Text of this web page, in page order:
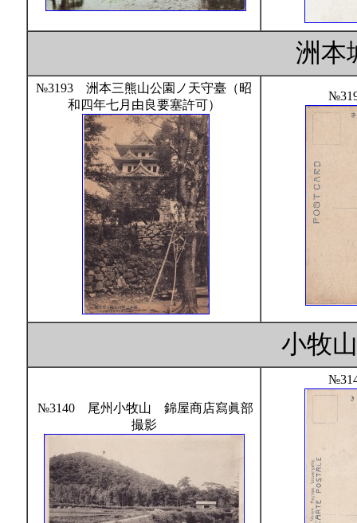
洲本
№3193 洲本三熊山公園ノ天守臺（昭
和四年七月由良要塞許可）
小牧
№3140 尾州小牧山 錦屋商店寫眞部
撮影